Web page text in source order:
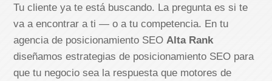
Tu cliente ya te está buscando. La pregunta es si te
va a encontrar a ti — o a tu competencia. En tu
agencia de posicionamiento SEOAlta Rank
diseñamos estrategias de posicionamiento SEO para
que tu negocio sea la respuesta que motores de